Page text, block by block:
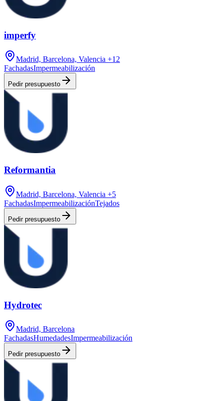
imperfy
Madrid, Barcelona, Valencia +12
FachadasImpermeabilización
Pedir presupuesto
Reformantia
Madrid, Barcelona, Valencia +5
FachadasImpermeabilizaciónTejados
Pedir presupuesto
Hydrotec
Madrid, Barcelona
FachadasHumedadesImpermeabilización
Pedir presupuesto